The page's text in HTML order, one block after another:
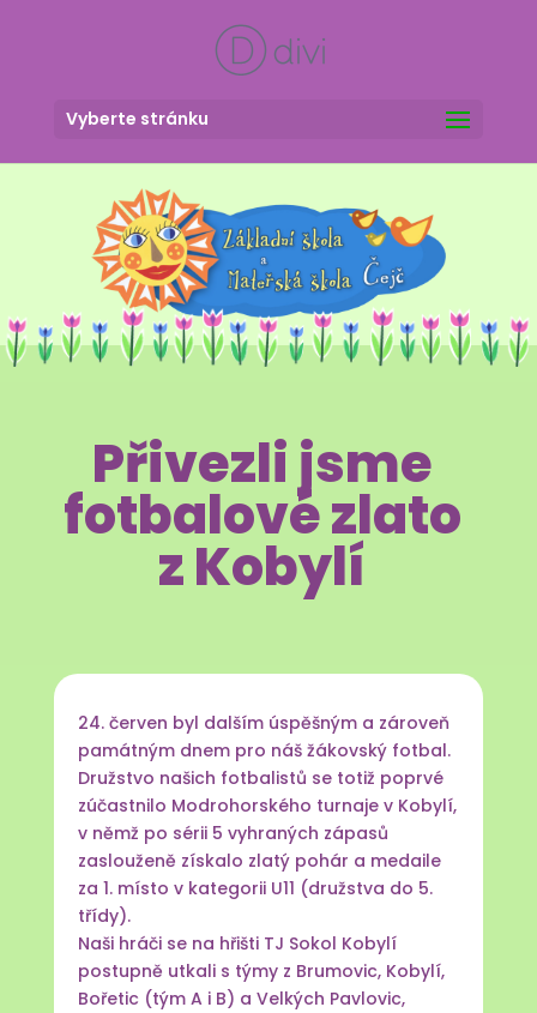
Vyberte stránku
Přivezli jsme
fotbalové zlato
z Kobylí
24. červen byl dalším úspěšným a zároveň
památným dnem pro náš žákovský fotbal.
Družstvo našich fotbalistů se totiž poprvé
zúčastnilo Modrohorského turnaje v Kobylí,
v němž po sérii 5 vyhraných zápasů
zaslouženě získalo zlatý pohár a medaile
za 1. místo v kategorii U11 (družstva do 5.
třídy).
Naši hráči se na hřišti TJ Sokol Kobylí
postupně utkali s týmy z Brumovic, Kobylí,
Bořetic (tým A i B) a Velkých Pavlovic,